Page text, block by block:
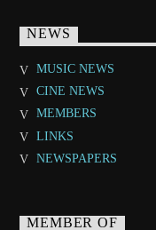
NEWS
MUSIC NEWS
CINE NEWS
MEMBERS
LINKS
NEWSPAPERS
MEMBER OF